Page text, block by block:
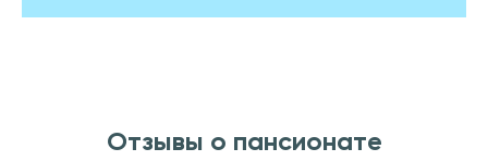
Отзывы о пансионате